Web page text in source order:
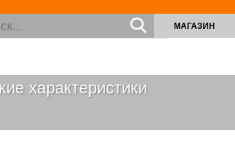
МАГАЗИН
характеристики